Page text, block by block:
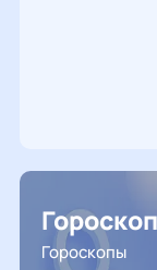
Гороскопы